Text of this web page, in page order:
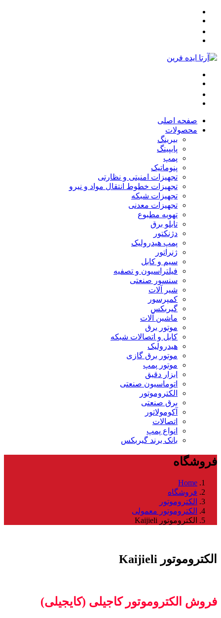
صفحه اصلی
محصولات
بیرینگ
پایپینگ
پمپ
پنوماتیک
تجهیزات امنیتی و نظارتی
تجهیزات خطوط انتقال مواد و نیرو
تجهیزات شبکه
تجهیزات معدنی
تهویه مطبوع
تابلو برق
دژنکتور
پمپ هیدرولیک
ژنراتور
سیم و کابل
فیلتراسیون و تصفیه
سنسور صنعتی
شیر آلات
کمپرسور
گیربکس
ماشین آلات
موتور برق
کابل و اتصالات شبکه
هیدرولیک
موتور برق گازی
موتور پمپ
ابزار دقیق
اتوماسیون صنعتی
الکتروموتور
برق صنعتی
آکومولاتور
اتصالات
انواع پمپ
بانک برند گیربکس
فروشگاه
Home
فروشگاه
الکتروموتور
الکتروموتور معمولی
الکتروموتور Kaijieli
الکتروموتور Kaijieli
فروش الکتروموتور کاجیلی (کایجیلی)